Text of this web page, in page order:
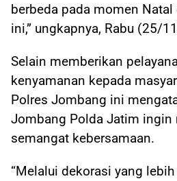
berbeda pada momen Natal
ini,” ungkapnya, Rabu (25/
Selain memberikan
kenyamanan kepada
Polres Jombang ini
Jombang Polda Jatim ingin
semangat kebersamaan.
“Melalui dekorasi yang